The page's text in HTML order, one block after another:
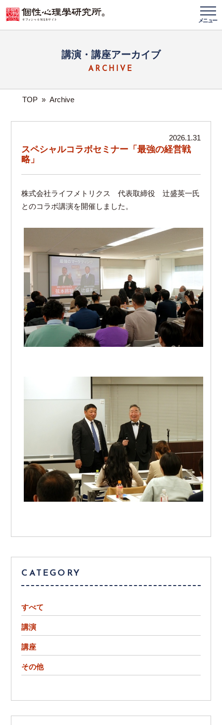
メニュー
講演・講座アーカイブ
ARCHIVE
TOP » Archive
2026.1.31
スペシャルコラボセミナー「最強の経営戦
略」
株式会社ライフメトリクス 代表取締役 辻盛英一氏
とのコラボ講演を開催しました。
CATEGORY
すべて
講演
講座
その他